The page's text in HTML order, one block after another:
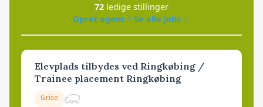
72 ledige stillinger
Opret agent
Se alle jobs
Elevplads tilbydes ved Ringkøbing /
Trainee placement Ringkøbing
Grise